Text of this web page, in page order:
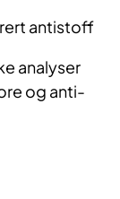
antistoff
analyser
og anti-